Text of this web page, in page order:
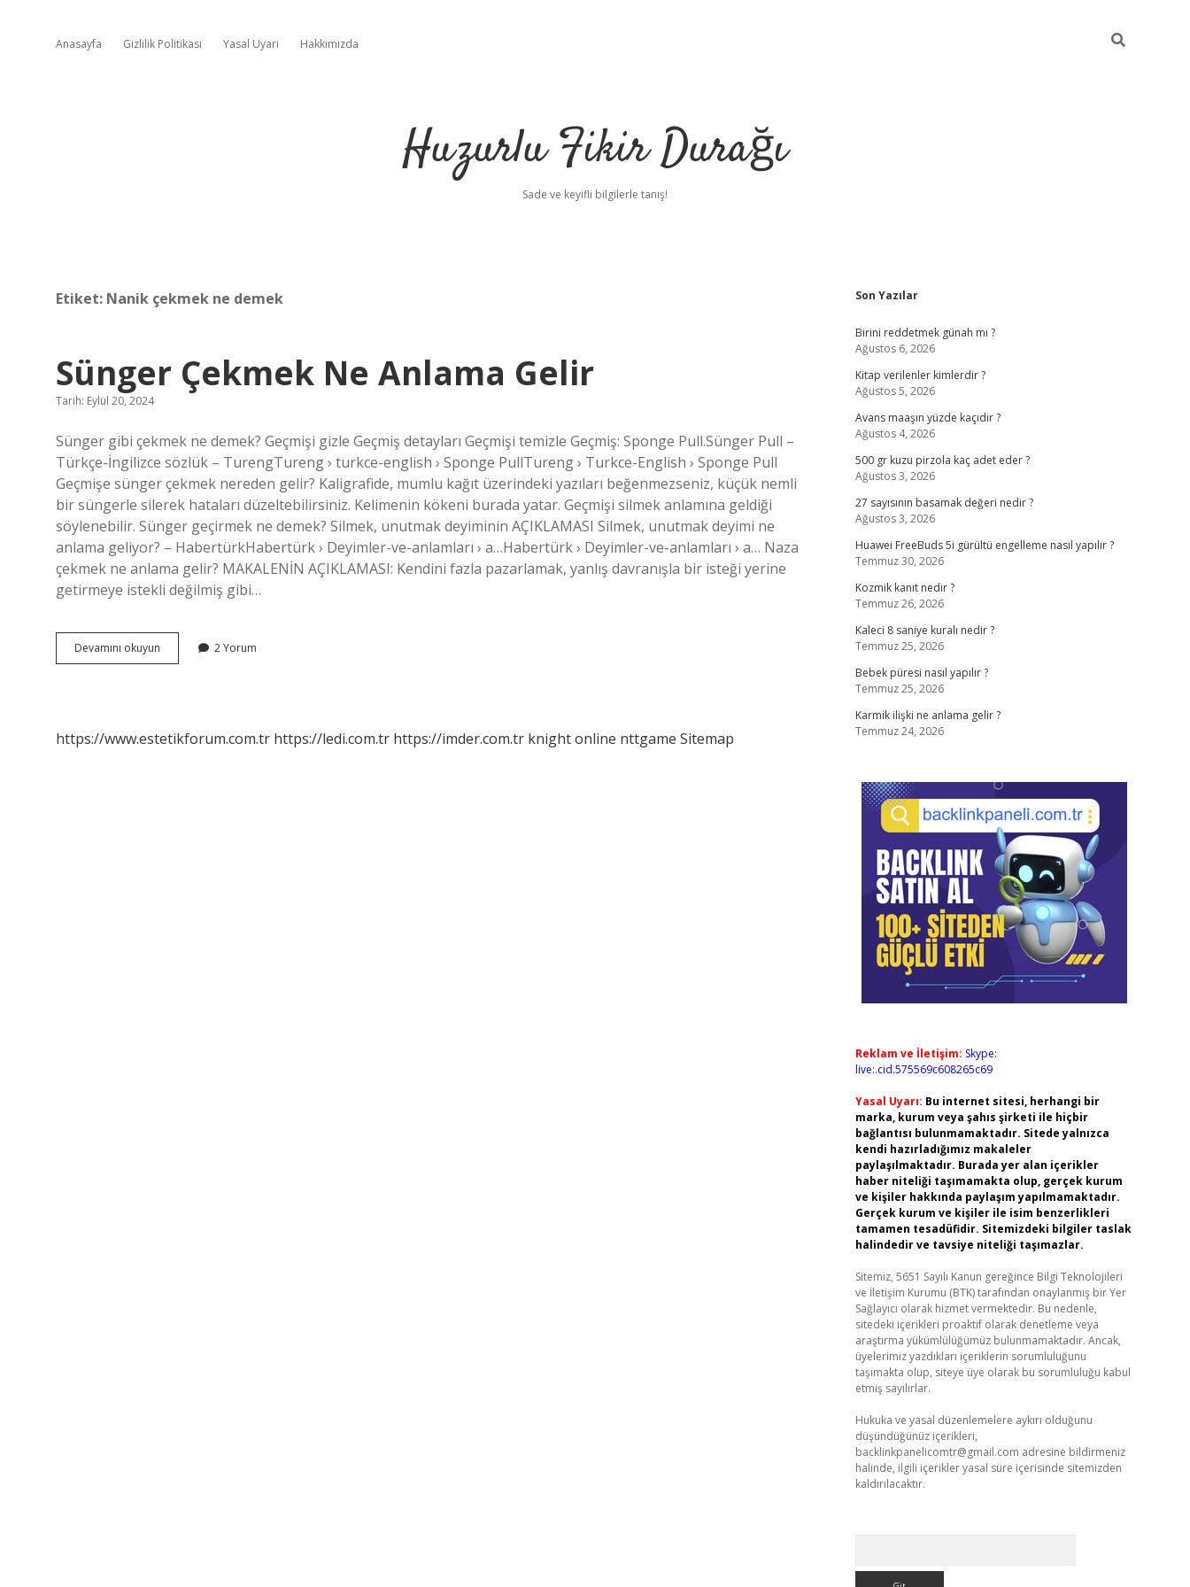
Anasayfa Gizlilik Politikası Yasal Uyarı Hakkımızda
Huzurlu Fikir Durağı
Sade ve keyifli bilgilerle tanış!
Etiket: Nanik çekmek ne demek
Sünger Çekmek Ne Anlama Gelir
Tarih: Eylül 20, 2024
Sünger gibi çekmek ne demek? Geçmişi gizle Geçmiş detayları Geçmişi temizle Geçmiş: Sponge Pull.Sünger Pull –
Türkçe-İngilizce sözlük – TurengTureng › turkce-english › Sponge PullTureng › Turkce-English › Sponge Pull
Geçmişe sünger çekmek nereden gelir? Kaligrafide, mumlu kağıt üzerindeki yazıları beğenmezseniz, küçük nemli
bir süngerle silerek hataları düzeltebilirsiniz. Kelimenin kökeni burada yatar. Geçmişi silmek anlamına geldiği
söylenebilir. Sünger geçirmek ne demek? Silmek, unutmak deyiminin AÇIKLAMASI Silmek, unutmak deyimi ne
anlama geliyor? – HabertürkHabertürk › Deyimler-ve-anlamları › a…Habertürk › Deyimler-ve-anlamları › a… Naza
çekmek ne anlama gelir? MAKALENİN AÇIKLAMASI: Kendini fazla pazarlamak, yanlış davranışla bir isteği yerine
getirmeye istekli değilmiş gibi…
Devamını okuyun
Çekmek
2 Yorum
https://www.estetikforum.com.tr https://ledi.com.tr https://imder.com.tr knight online nttgame Sitemap
Sidebar
Son Yazılar
Birini reddetmek günah mı ?
Ağustos 6, 2026
Kitap verilenler kimlerdir ?
Ağustos 5, 2026
Avans maaşın yüzde kaçıdır ?
Ağustos 4, 2026
500 gr kuzu pirzola kaç adet eder ?
Ağustos 3, 2026
27 sayısının basamak değeri nedir ?
Ağustos 3, 2026
Huawei FreeBuds 5i gürültü engelleme nasıl yapılır ?
Temmuz 30, 2026
Kozmik kanıt nedir ?
Temmuz 26, 2026
Kaleci 8 saniye kuralı nedir ?
Temmuz 25, 2026
Bebek püresi nasıl yapılır ?
Temmuz 25, 2026
Karmik ilişki ne anlama gelir ?
Temmuz 24, 2026
Reklam ve İletişim: Skype:
live:.cid.575569c608265c69
Yasal Uyarı: Bu internet sitesi, herhangi bir
marka, kurum veya şahıs şirketi ile hiçbir
bağlantısı bulunmamaktadır. Sitede yalnızca
kendi hazırladığımız makaleler
paylaşılmaktadır. Burada yer alan içerikler
haber niteliği taşımamakta olup, gerçek kurum
ve kişiler hakkında paylaşım yapılmamaktadır.
Gerçek kurum ve kişiler ile isim benzerlikleri
tamamen tesadüfidir. Sitemizdeki bilgiler taslak
halindedir ve tavsiye niteliği taşımazlar.
Sitemiz, 5651 Sayılı Kanun gereğince Bilgi Teknolojileri
ve İletişim Kurumu (BTK) tarafından onaylanmış bir Yer
Sağlayıcı olarak hizmet vermektedir. Bu nedenle,
sitedeki içerikleri proaktif olarak denetleme veya
araştırma yükümlülüğümüz bulunmamaktadır. Ancak,
üyelerimiz yazdıkları içeriklerin sorumluluğunu
taşımakta olup, siteye üye olarak bu sorumluluğu kabul
etmiş sayılırlar.
Hukuka ve yasal düzenlemelere aykırı olduğunu
düşündüğünüz içerikleri,
backlinkpanelicomtr@gmail.com adresine bildirmeniz
halinde, ilgili içerikler yasal süre içerisinde sitemizden
kaldırılacaktır.
ilbet giriş